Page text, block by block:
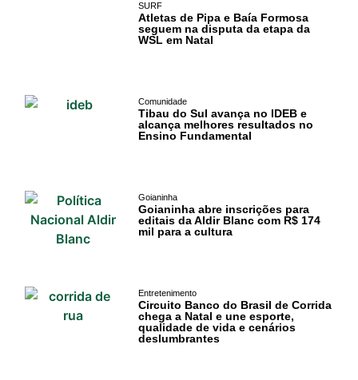
Comunidade
SURF
Atletas de Pipa e Baía Formosa
seguem na disputa da etapa da
WSL em Natal
Comunidade
Tibau do Sul avança no IDEB e
alcança melhores resultados no
Ensino Fundamental
Goianinha
Goianinha abre inscrições para
editais da Aldir Blanc com R$ 174
mil para a cultura
Entretenimento
Circuito Banco do Brasil de Corrida
chega a Natal e une esporte,
qualidade de vida e cenários
deslumbrantes